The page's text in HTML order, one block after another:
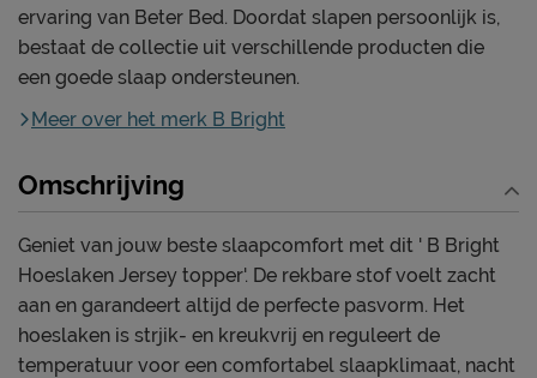
ervaring van Beter Bed. Doordat slapen persoonlijk is,
bestaat de collectie uit verschillende producten die
een goede slaap ondersteunen.
Meer over het merk B Bright
Omschrijving
Geniet van jouw beste slaapcomfort met dit ' B Bright
Hoeslaken Jersey topper'. De rekbare stof voelt zacht
aan en garandeert altijd de perfecte pasvorm. Het
hoeslaken is strjik- en kreukvrij en reguleert de
temperatuur voor een comfortabel slaapklimaat, nacht